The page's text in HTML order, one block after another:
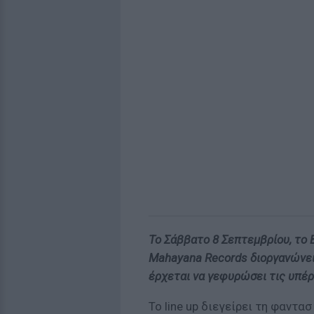
Το Σάββατο 8 Σεπτεμβρίου, τo
Mahayana Records
έρχεται να γεφυρώσει τις
Το line up διεγείρει τη